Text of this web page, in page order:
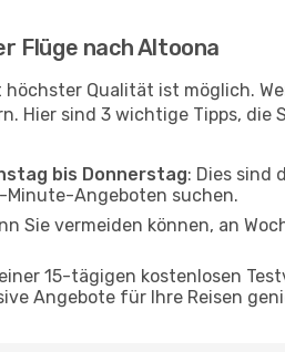
Flüge nach Altoona
Qualität ist möglich.
Hier sind 3 wichtige Tipps,
bis Donnerstag: Dies sind
Minute-Angeboten suchen.
Sie vermeiden können, an
15-tägigen kostenlosen
Angebote für Ihre Reisen